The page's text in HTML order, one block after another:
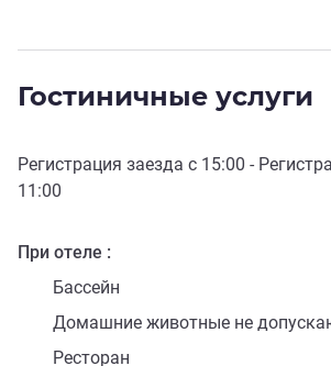
Гостиничные услуги
Регистрация заезда с 15:00 -
11:00
При отеле
Бассейн
Домашние животные не
Ресторан